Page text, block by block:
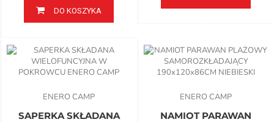
DO KOSZYKA
ENERO CAMP
SAPERKA SKŁADANA
ENERO CAMP
NAMIOT PARAWAN